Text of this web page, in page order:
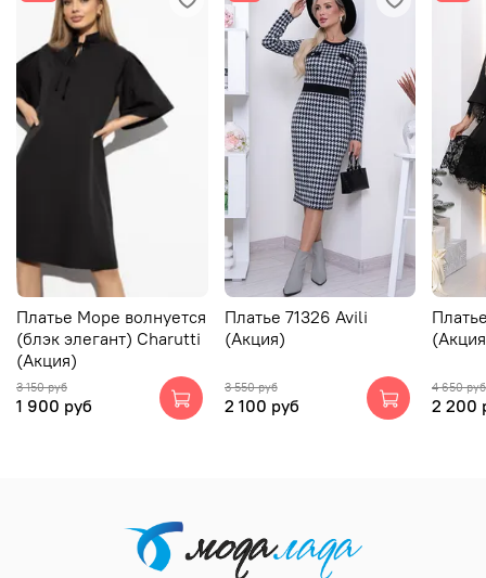
Платье Море волнуется
(блэк элегант) Charutti
(Акция)
3 150 руб
1 900 руб
Платье 71326 Avili
(Акция)
3 550 руб
2 100 руб
4 650 руб
2 200